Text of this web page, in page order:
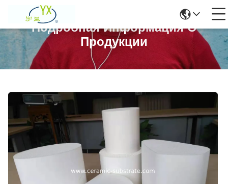
Подробная Информация О
Продукции